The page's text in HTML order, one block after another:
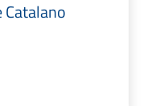
Catalano